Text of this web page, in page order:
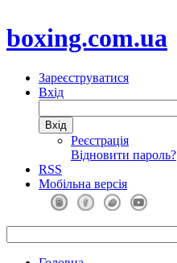
boxing.com.ua
Зареєструватися
Вхід
Реєстрація
Відновити пароль?
RSS
Мобільна версія